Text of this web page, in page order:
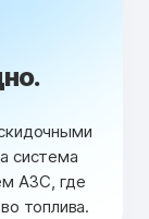
система
АЗС, где
топлива.